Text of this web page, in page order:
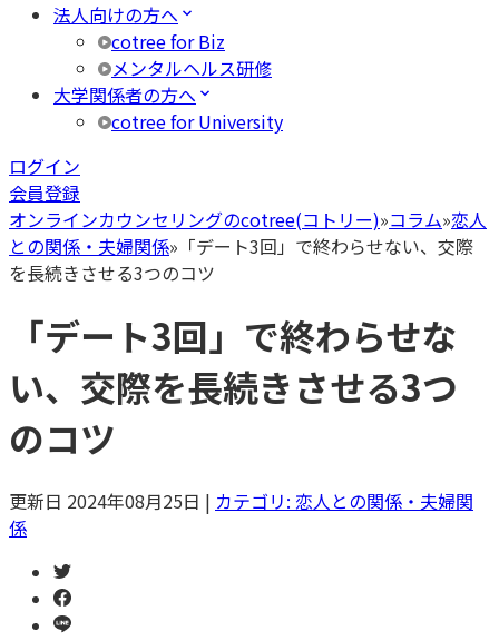
法人向けの方へ
cotree for Biz
メンタルヘルス研修
大学関係者の方へ
cotree for University
ログイン
会員登録
オンラインカウンセリングのcotree(コトリー)»コラム»恋人
との関係・夫婦関係» 「デート3回」で終わらせない、交際
を長続きさせる3つのコツ
「デート3回」で終わらせな
い、交際を長続きさせる3つ
のコツ
更新日 2024年08月25日 | カテゴリ: 恋人との関係・夫婦関
係